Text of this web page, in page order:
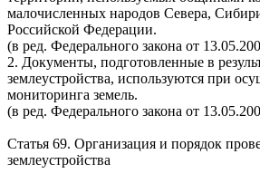
малочисленных народов Севера,
Российской Федерации.
(в ред. Федерального закона от
2. Документы, подготовленные в
землеустройства, используются при
мониторинга земель.
(в ред. Федерального закона от
Статья 69. Организация и порядок
землеустройства